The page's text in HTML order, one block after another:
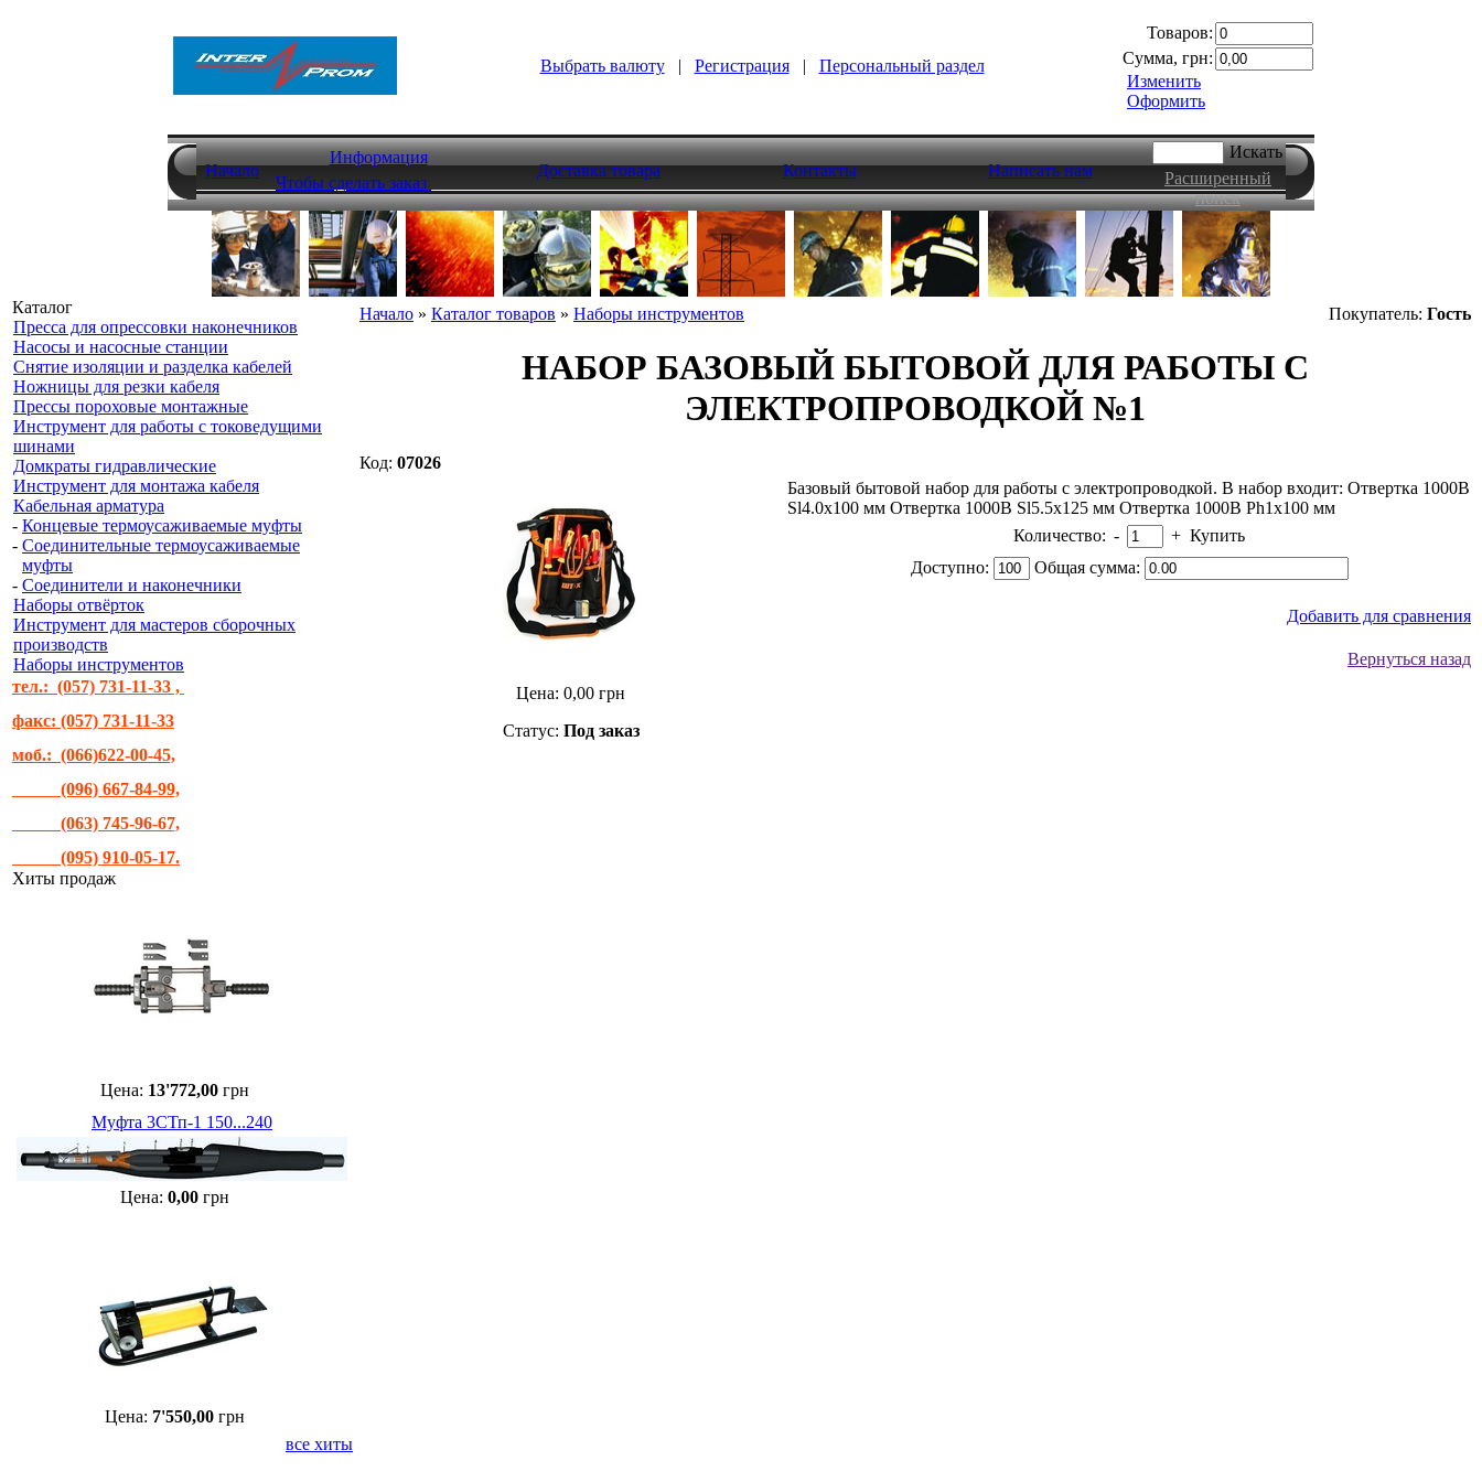
Выбрать валюту| Регистрация| Персональный раздел
Товаров:
Сумма, грн:
Изменить
Оформить
Начало
Информация
Чтобы сделать заказ
Доставка товара Контакты Написать нам
Искать
Расширенный
поиск
Каталог
Пресса для опрессовки наконечников
Насосы и насосные станции
Снятие изоляции и разделка кабелей
Ножницы для резки кабеля
Прессы пороховые монтажные
Инструмент для работы с токоведущими
шинами
Домкраты гидравлические
Инструмент для монтажа кабеля
Кабельная арматура
- Концевые термоусаживаемые муфты
- Соединительные термоусаживаемые
муфты
- Соединители и наконечники
Наборы отвёрток
Инструмент для мастеров сборочных
производств
Наборы инструментов
тел.: (057) 731-11-33 ,
факс: (057) 731-11-33
моб.: (066)622-00-45,
(096) 667-84-99,
(063) 745-96-67,
(095) 910-05-17.
Хиты продаж
Цена: 13'772,00 грн
Муфта 3СТп-1 150...240
Цена: 0,00 грн
Цена: 7'550,00 грн
все хиты
Начало » Каталог товаров » Наборы инструментов Покупатель: Гость
НАБОР БАЗОВЫЙ БЫТОВОЙ ДЛЯ РАБОТЫ С
ЭЛЕКТРОПРОВОДКОЙ №1
Код: 07026
Цена: 0,00 грн
Статус: Под заказ
Базовый бытовой набор для работы с электропроводкой. В набор входит: Отвертка 1000В
Sl4.0x100 мм Отвертка 1000В Sl5.5x125 мм Отвертка 1000В Ph1x100 мм
Количество: - + Купить
Доступно:
Общая сумма:
Добавить для сравнения
Вернуться назад